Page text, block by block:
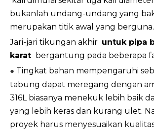
bukanlah undang-undang yang
merupakan titik awal yang berguna.
Jari-jari tikungan akhir untuk pipa
karat bergantung pada beberapa
● Tingkat bahan mempengaruhi
tabung dapat meregang dengan
316L biasanya menekuk lebih baik
yang lebih keras dan kurang ulet.
proyek harus menyesuaikan